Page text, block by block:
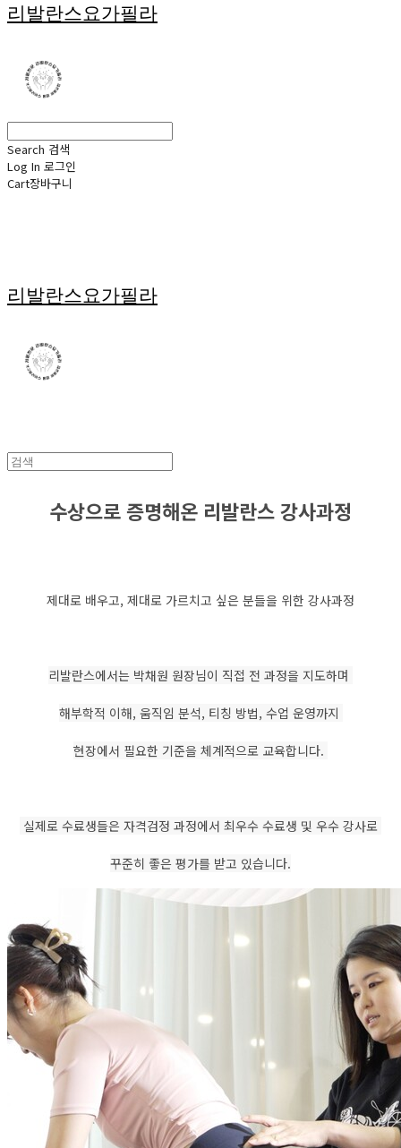
리발란스요가필라
Search 검색
Log In 로그인
Cart장바구니
리발란스요가필라
수상으로 증명해온 리발란스 강사과정
제대로 배우고, 제대로 가르치고 싶은 분들을 위한 강사과정
리발란스에서는 박채원 원장님이 직접 전 과정을 지도하며
해부학적 이해, 움직임 분석, 티칭 방법, 수업 운영까지
현장에서 필요한 기준을 체계적으로 교육합니다.
실제로 수료생들은 자격검정 과정에서 최우수 수료생 및 우수 강사로
꾸준히 좋은 평가를 받고 있습니다.